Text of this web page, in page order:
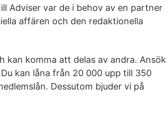
Adviser var de i behov av en partner
affären och den redaktionella
komma att delas av andra. Ansök
kan låna från 20 000 upp till 350
Dessutom bjuder vi på